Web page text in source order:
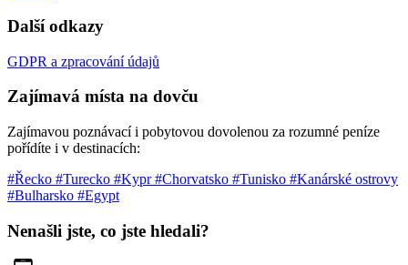
Další odkazy
GDPR a zpracování údajů
Zajímavá místa na dovču
Zajímavou poznávací i pobytovou dovolenou za rozumné peníze
pořídíte i v destinacích:
#Řecko #Turecko #Kypr#Chorvatsko #Tunisko #Kanárské ostrovy
#Bulharsko #Egypt
Nenašli jste, co jste hledali?